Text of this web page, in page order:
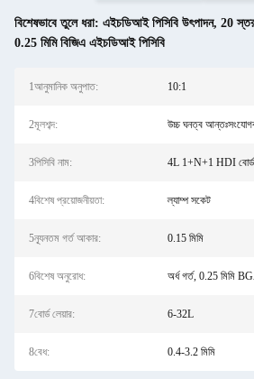
বিশেষভাবে তুলে ধরা: এইচডিআই পিসিবি উৎপাদন, 20
0.25 মিমি বিজিএ এইচডিআই পিসিবি
1আনুমানিক অনুপাত: 10:1
2মূলশব্দ: উচ্চ ঘনত্ব
3পিসিবি নাম: 4L 1+N+1 HDI বোর্ড
4বিশেষ প্রয়োজনীয়তা: ল্যাম্প সকেট
5ন্যূনতম গর্ত আকার: 0.15 মিমি
6বিশেষ অনুরোধ: অর্ধ গর্ত, 0.25 মিমি
7বোর্ড লেয়ার: 6-32L
8বেধ: 0.4-3.2 মিমি